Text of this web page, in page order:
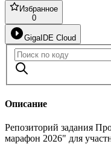
Избранное
0
GigaIDE Cloud
Описание
Репозиторий задания
марафон 2026" для